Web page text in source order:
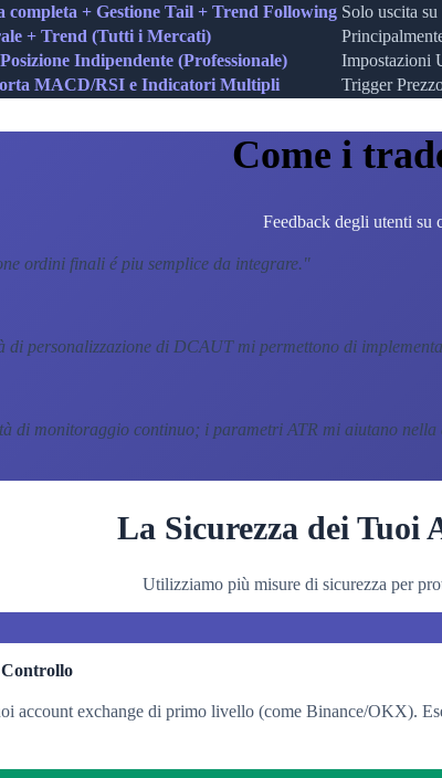
completa + Gestione Tail + Trend Following Solo uscita
+ Trend (Tutti i Mercati)
Indipendente (Professionale) Impostazioni
MACD/RSI e Indicatori Multipli Trigger
Come i
Feedback degli utenti su
ordini finali é piu semplice da integrare."
personalizzazione di DCAUT mi permettono di
di monitoraggio continuo; i parametri ATR mi aiutano
La Sicurezza dei Tuoi
Utilizziamo più misure di sicurezza per
Controllo
account exchange di primo livello (come Binance/OKX).